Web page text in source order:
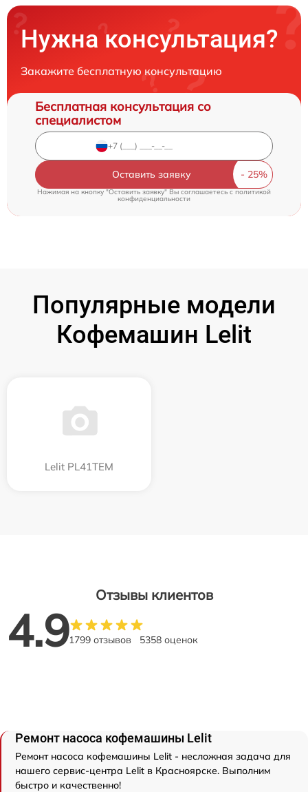
Нужна консультация?
Закажите бесплатную консультацию
Бесплатная консультация со
специалистом
Оставить заявку
Нажимая на кнопку "Оставить заявку" Вы соглашаетесь cполитикой
конфиденциальности
Популярные модели
Кофемашин Lelit
Lelit PL41TEM
Отзывы клиентов
4.91799 отзывов 5358 оценок
Ремонт насоса кофемашины Lelit
Ремонт насоса кофемашины Lelit - несложная задача для
нашего сервис-центра Lelit в Красноярске. Выполним
быстро и качественно!